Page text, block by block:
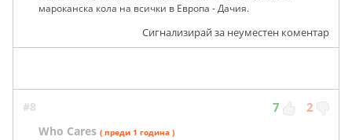
мароканска кола на всички в Европа - Дачия.
Сигнализирай за неуместен коментар
#8 7 2
Who Cares ( преди 1 година )